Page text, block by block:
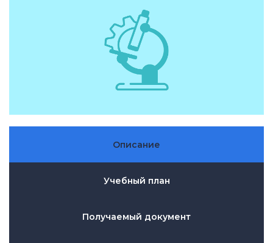
Описание
Учебный план
Получаемый документ